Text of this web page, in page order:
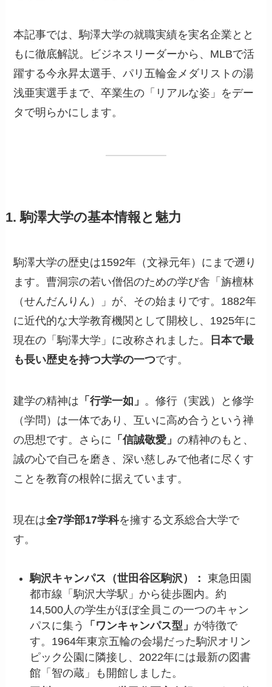
本記事では、駒澤大学の就職実績を実名企業とと
もに徹底解説。ビジネスリーダーから、MLBで活
躍する今永昇太選手、パリ五輪金メダリストの湯
浅亜実選手まで、卒業生の「リアルな姿」をデー
タで明らかにします。
1. 駒澤大学の基本情報と魅力
駒澤大学の歴史は1592年（文禄元年）にまで遡り
ます。曹洞宗の若い僧侶のための学び舎「旃檀林
（せんだんりん）」が、その始まりです。1882年
に近代的な大学教育機関として開校し、1925年に
現在の「駒澤大学」に改称されました。
日本で最
も長い歴史を持つ大学の一つです。
建学の精神は 「行学一如」 。修行（実践）と修学
（学問）は一体であり、互いに高め合うという禅
の思想です。さらに 「信誠敬愛」の精神のもと、
誠の心で自己を磨き、深い慈しみで他者に尽くす
ことを教育の根幹に据えています。
現在は全7学部17学科を擁する文系総合大学で
す。
駒沢キャンパス（世田谷区駒沢）： 東急田園
都市線「駒沢大学駅」から徒歩圏内。約
14,500人の学生がほぼ全員この一つのキャン
パスに集う
「ワンキャンパス型」 が特徴で
す。1964年東京五輪の会場だった駒沢オリン
ピック公園に隣接し、2022年には最新の図書
館「智の蔵」も開館しました。